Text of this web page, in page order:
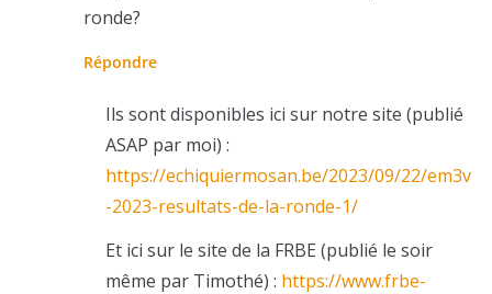
ronde?
Répondre
Ils sont disponibles ici sur notre site (publié
ASAP par moi) :
https://echiquiermosan.be/2023/09/22/em3v
-2023-resultats-de-la-ronde-1/
Et ici sur le site de la FRBE (publié le soir
même par Timothé) : https://www.frbe-